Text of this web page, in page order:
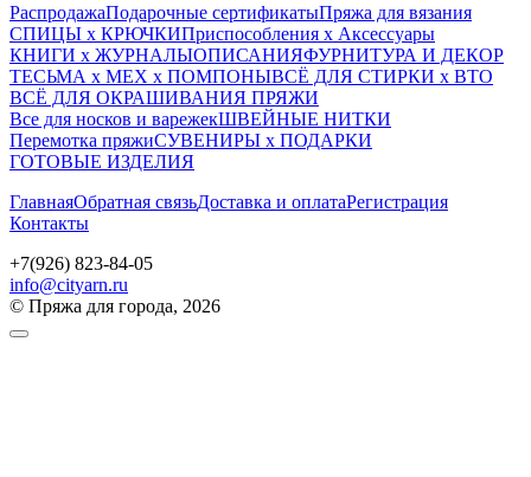
РаспродажаПодарочные сертификатыПряжа для вязания
СПИЦЫ х КРЮЧКИПриспособления х Аксессуары
КНИГИ х ЖУРНАЛЫОПИСАНИЯФУРНИТУРА И ДЕКОР
ТЕСЬМА х МЕХ х ПОМПОНЫВСЁ ДЛЯ СТИРКИ х ВТО
ВСЁ ДЛЯ ОКРАШИВАНИЯ ПРЯЖИ
Все для носков и варежекШВЕЙНЫЕ НИТКИ
Перемотка пряжиСУВЕНИРЫ х ПОДАРКИ
ГОТОВЫЕ ИЗДЕЛИЯ
ГлавнаяОбратная связьДоставка и оплатаРегистрация
Контакты
+7(926) 823-84-05
info@cityarn.ru
© Пряжа для города, 2026